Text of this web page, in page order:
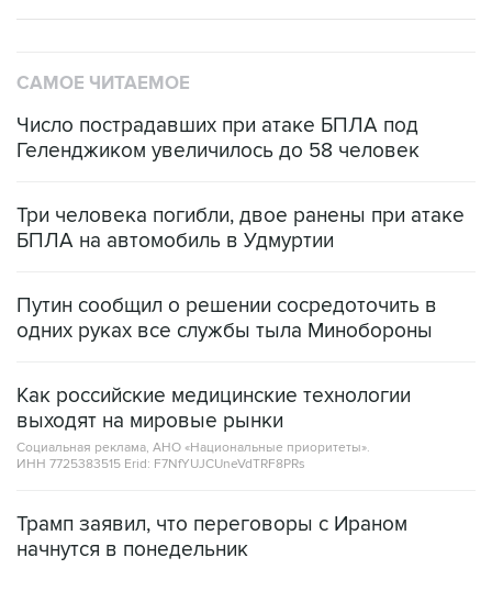
САМОЕ ЧИТАЕМОЕ
Число пострадавших при атаке БПЛА под
Геленджиком увеличилось до 58 человек
Три человека погибли, двое ранены при атаке
БПЛА на автомобиль в Удмуртии
Путин сообщил о решении сосредоточить в
одних руках все службы тыла Минобороны
Как российские медицинские технологии
выходят на мировые рынки
Социальная реклама, АНО «Национальные приоритеты».
ИНН 7725383515 Erid: F7NfYUJCUneVdTRF8PRs
Трамп заявил, что переговоры с Ираном
начнутся в понедельник